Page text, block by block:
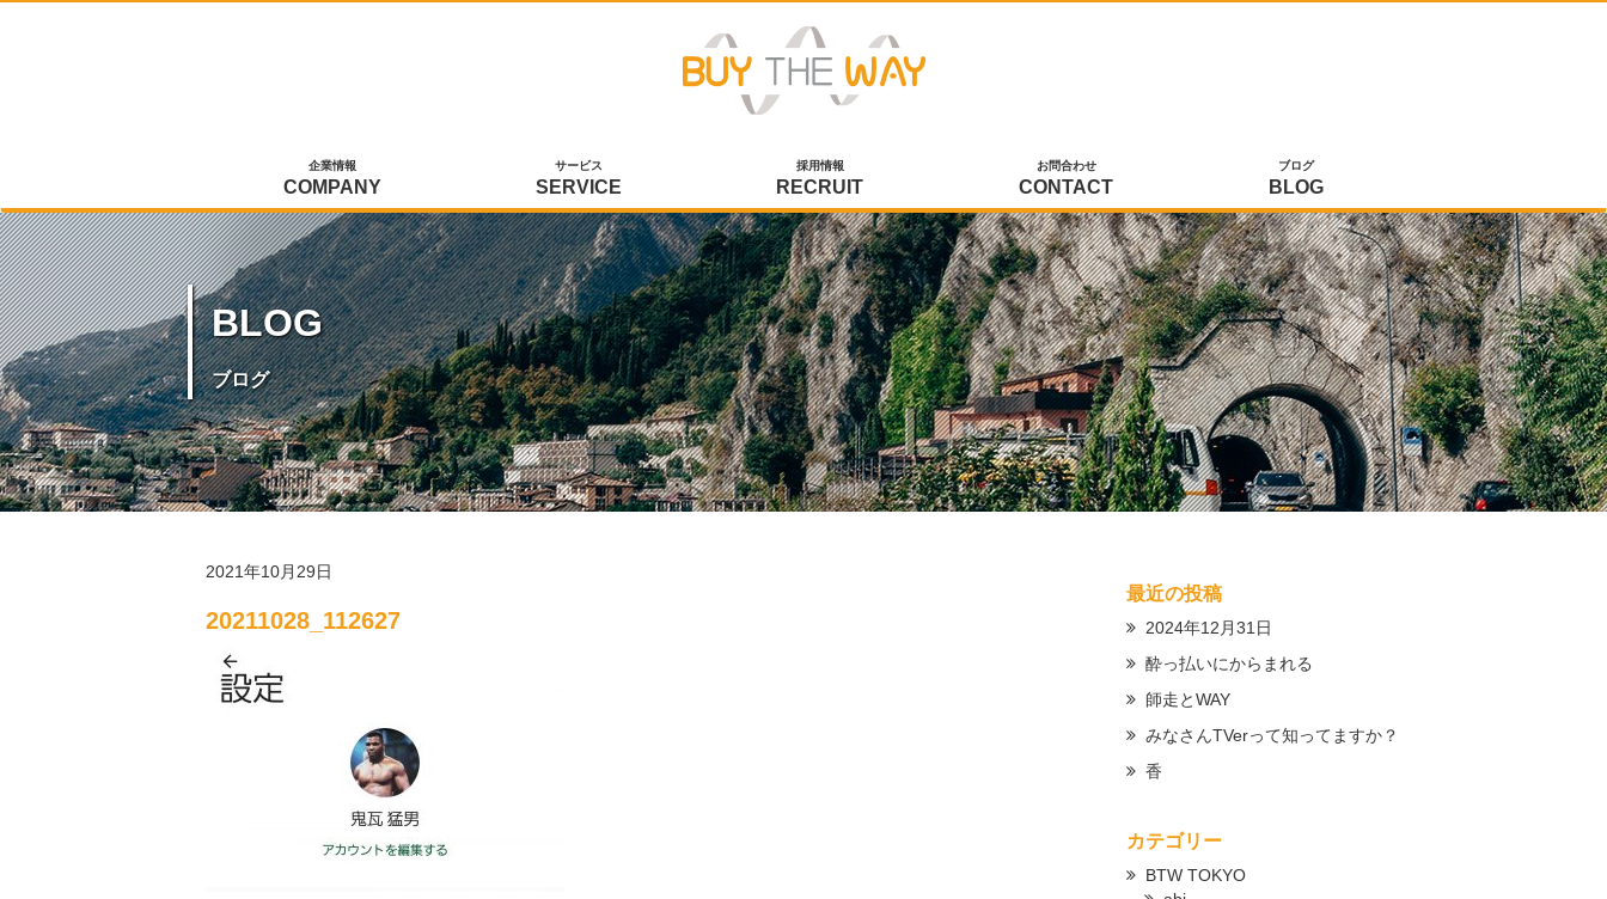
企業情報
COMPANY
サービス
SERVICE
採用情報
RECRUIT
お問合わせ
CONTACT
ブログ
BLOG
BLOG
ブログ
2021年10月29日
20211028_112627
最近の投稿
2024年12月31日
酔っ払いにからまれる
師走とWAY
みなさんTVerって知ってますか？
香
カテゴリー
BTW TOKYO